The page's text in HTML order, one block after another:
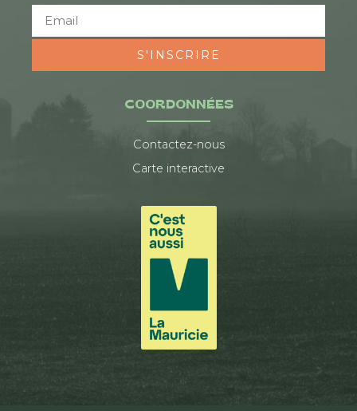
COORDONNÉES
Contactez-nous
Carte interactive
S'INSCRIRE